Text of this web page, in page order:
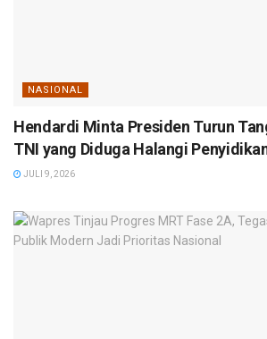
NASIONAL
Hendardi Minta Presiden Turun
TNI yang Diduga Halangi
JULI 9, 2026